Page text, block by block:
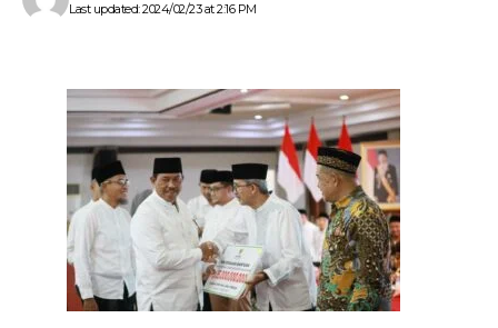
Last updated: 2024/02/23 at 2:16 PM